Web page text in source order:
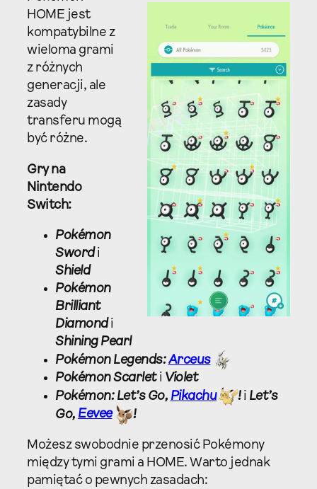
HOME jest
kompatybilne z
wieloma grami
z różnych
generacji, ale
zasady
transferu mogą
być różne.
Gry na
Nintendo
Switch:
Pokémon
Swordi
Shield
Pokémon
Brilliant
Diamondi
Shining Pearl
Pokémon Legends:Arceus
Pokémon Scarleti Violet
Pokémon: Let’s Go, Pikachu !i Let’s
Go, Eevee !
Możesz swobodnie przenosić Pokémony
między tymi grami a HOME. Warto jednak
pamiętać o pewnych zasadach: